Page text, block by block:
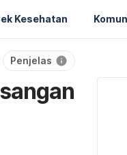
Kesehatan
Penjelas